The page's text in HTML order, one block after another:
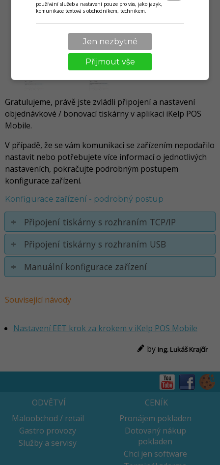
Gratulujeme, právě jste zvládli připojení a nastavení
objednávkové / bonovací tiskárny v aplikaci iKelp POS
Mobile.
V případě, že se vám komunikaci se zařízením nepodařilo
nastavit nebo potřebujete více informací o jednotlivých
nastaveních, pokračujte podrobným postupem
konfigurace zařízení.
Konfigurace zařízení - podrobný postup
Připojení tiskárny s rozhraním TCP/IP
Připojení tiskárny s rozhraním USB
Manuální konfigurace zařízení
Související návody
Nastavení EET krok za krokem v iKelp POS Mobile
by Ing. Lukáš Krajčír
ODVĚTVÍ
Maloobchod / retail
Gastro provozy
Služby a servisy
CENÍK
Pronájem pokladen
Dotovaný nákup
pokladen
Chci jen software
používání služeb a nastavení pouze pro vás, jako jazyk,
komunikace textová s obchodníkem, technikem.
Jen nezbytné
Přijmout vše